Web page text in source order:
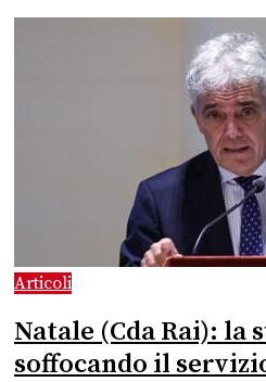
Articoli
Natale (Cda Rai): la
soffocando il